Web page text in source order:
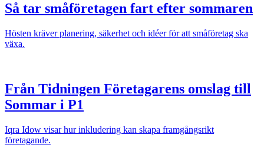
Så tar småföretagen fart efter sommaren
Hösten kräver planering, säkerhet och idéer för att småföretag ska
växa.
Från Tidningen Företagarens omslag till
Sommar i P1
Iqra Idow visar hur inkludering kan skapa framgångsrikt
företagande.